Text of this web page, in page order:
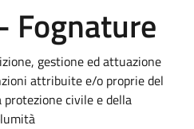
Fognature
gestione ed attuazione
attribuite e/o proprie del
civile e della